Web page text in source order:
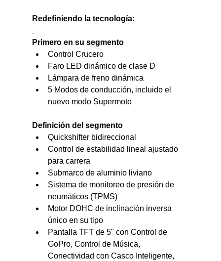
Redefiniendo la tecnología:
Primero en su segmento
Control Crucero
Faro LED dinámico de clase D
Lámpara de freno dinámica
5 Modos de conducción, incluido el
nuevo modo Supermoto
Definición del segmento
Quickshifter bidireccional
Control de estabilidad lineal ajustado
para carrera
Submarco de aluminio liviano
Sistema de monitoreo de presión de
neumáticos (TPMS)
Motor DOHC de inclinación inversa
único en su tipo
Pantalla TFT de 5" con Control de
GoPro, Control de Música,
Conectividad con Casco Inteligente,